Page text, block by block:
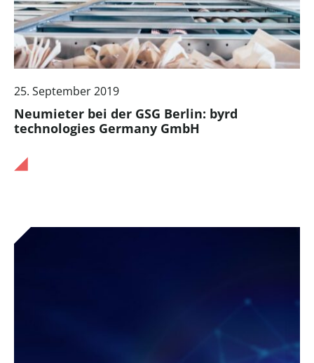
25. September 2019
Neumieter bei der GSG Berlin: byrd
technologies Germany GmbH